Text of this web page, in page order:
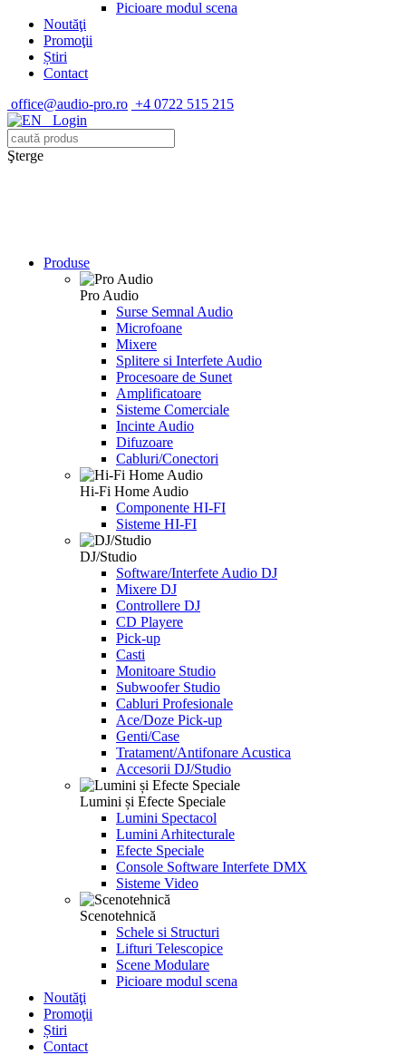
Picioare modul scena
Noutăţi
Promoţii
Știri
Contact
office@audio-pro.ro +4 0722 515 215
Login
Şterge
Produse
Pro Audio
Surse Semnal Audio
Microfoane
Mixere
Splitere si Interfete Audio
Procesoare de Sunet
Amplificatoare
Sisteme Comerciale
Incinte Audio
Difuzoare
Cabluri/Conectori
Hi-Fi Home Audio
Componente HI-FI
Sisteme HI-FI
DJ/Studio
Software/Interfete Audio DJ
Mixere DJ
Controllere DJ
CD Playere
Pick-up
Casti
Monitoare Studio
Subwoofer Studio
Cabluri Profesionale
Ace/Doze Pick-up
Genti/Case
Tratament/Antifonare Acustica
Accesorii DJ/Studio
Lumini și Efecte Speciale
Lumini Spectacol
Lumini Arhitecturale
Efecte Speciale
Console Software Interfete DMX
Sisteme Video
Scenotehnică
Schele si Structuri
Lifturi Telescopice
Scene Modulare
Picioare modul scena
Noutăţi
Promoţii
Știri
Contact